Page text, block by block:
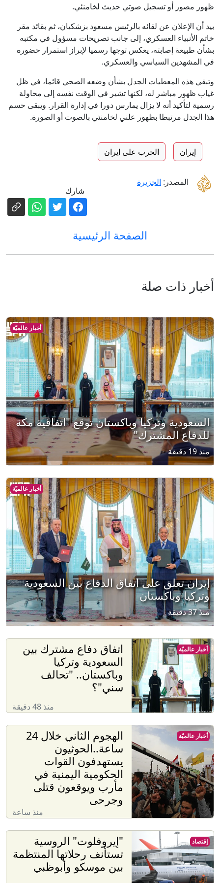
ظهور مصور أو تسجيل صوتي حديث لخامنئي.
بيد أن الإعلان عن لقائه بالرئيس مسعود بزشكيان، ثم بقائد مقر
خاتم الأنبياء العسكري، إلى جانب تصريحات مسؤول في مكتبه
بشأن طبيعة إصابته، يعكس توجها رسميا لإبراز استمرار حضوره
في المشهدين السياسي والعسكري.
وتبقي هذه المعطيات الجدل بشأن وضعه الصحي قائما، في ظل
غياب ظهور مباشر له، لكنها تشير في الوقت نفسه إلى محاولة
رسمية لتأكيد أنه لا يزال يمارس دورا في إدارة القرار. ويبقى حسم
هذا الجدل مرتبطا بظهور علني لخامنئي بالصوت أو الصورة.
إيران الحرب على ايران
المصدر: الجزيرة
شارك
الصفحة الرئيسية
أخبار ذات صلة
أخبار عالميّة
السعودية وتركيا وباكستان توقع "اتفاقية مكة
للدفاع المشترك"
منذ 19 دقيقة
أخبار عالميّة
إيران تعلق على اتفاق الدفاع بين السعودية
وتركيا وباكستان
منذ 37 دقيقة
اتفاق دفاع مشترك بين
السعودية وتركيا
وباكستان.. "تحالف
سني"؟
منذ 48 دقيقة
أخبار عالميّة
الهجوم الثاني خلال 24
ساعة..الحوثيون
يستهدفون القوات
الحكومية اليمنية في
مأرب ويوقعون قتلى
وجرحى
منذ ساعة
أخبار عالميّة
"إيروفلوت" الروسية
تستأنف رحلاتها المنتظمة
بين موسكو وأبوظبي
إقتصاد